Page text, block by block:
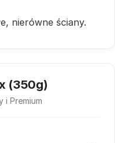
nierówne ściany.
(350g)
i Premium